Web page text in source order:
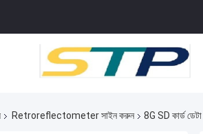
Retroreflectometer সাইন করুন 8G SD কার্ড